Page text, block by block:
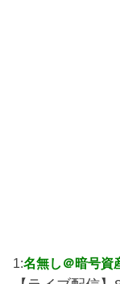
1:名無し＠暗号資